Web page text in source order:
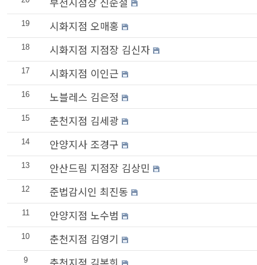
19 시화지점 오매홍
18 시화지점 지점장 김신자
17 시화지점 이인근
16 노블레스 김은정
15 춘천지점 김세광
14 안양지사 조경구
13 안산드림 지점장 김상민
12 준법감시인 최진동
11 안양지점 노수범
10 춘천지점 김영기
9